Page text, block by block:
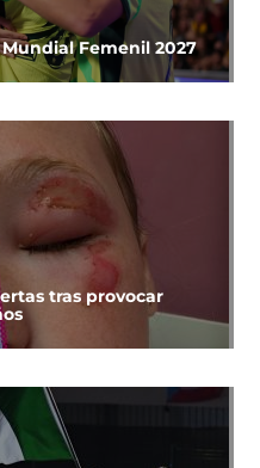
Femenil 2027
tras provocar